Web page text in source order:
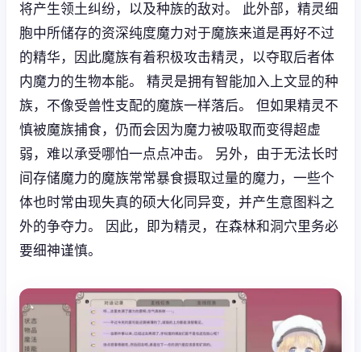
将产生领土纠纷，以及种族的敌对。 此外部，精灵细
胞中所储存的资深纯度魔力对于魔族来道是再好不过
的精华，因此魔族有着积极攻击精灵，以夺取后者体
内魔力的生物本能。 精灵是拥有智能加入上文显的种
族，不像受兽性支配的魔族一样落后。 但如果精灵不
慎被魔族捕食，仍而会因为魔力被吸取而变得超虚
弱，难以承受哪怕一点点冲击。 另外，由于无法长时
间存储魔力的魔族常常暴食摄取过量的魔力，一些个
体也时常由现失真的硕大化同异变，并产生意图料之
外的争夺力。 因此，即为精灵，在森林和洞穴里务必
要细神谨慎。